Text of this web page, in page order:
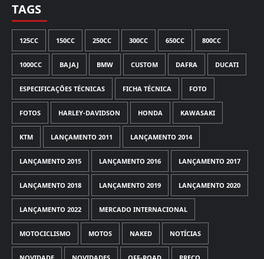
TAGS
125CC 150CC 250CC 300CC 650CC 800CC
1000CC BAJAJ BMW CUSTOM DAFRA DUCATI
ESPECIFICAÇÕES TÉCNICAS FICHA TÉCNICA FOTO
FOTOS HARLEY-DAVIDSON HONDA KAWASAKI
KTM LANÇAMENTO 2011 LANÇAMENTO 2014
LANÇAMENTO 2015 LANÇAMENTO 2016 LANÇAMENTO 2017
LANÇAMENTO 2018 LANÇAMENTO 2019 LANÇAMENTO 2020
LANÇAMENTO 2022 MERCADO INTERNACIONAL
MOTOCICLISMO MOTOS NAKED NOTÍCIAS